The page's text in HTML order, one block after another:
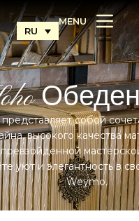
RU
MENU
собой
высокого качества
уют и элегантность в
Weymo.